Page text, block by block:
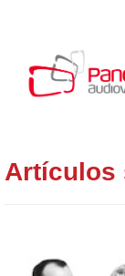
Artículos